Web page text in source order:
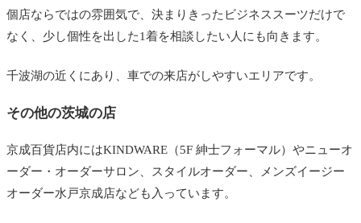
個店ならではの雰囲気で、決まりきったビジネススーツだけで
なく、少し個性を出した1着を相談したい人にも向きます。
千波湖の近くにあり、車での来店がしやすいエリアです。
その他の茨城の店
京成百貨店内にはKINDWARE（5F 紳士フォーマル）やニューオ
ーダー・オーダーサロン、スタイルオーダー、メンズイージー
オーダー水戸京成店なども入っています。